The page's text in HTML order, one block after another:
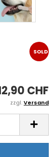
SOLD
CHF
zzgl.Versand